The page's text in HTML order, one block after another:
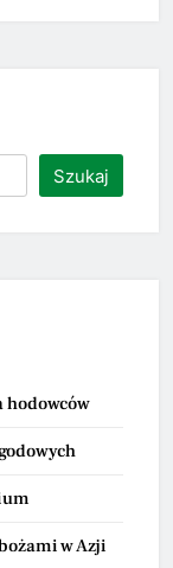
Szukaj
hodowców
w Azji